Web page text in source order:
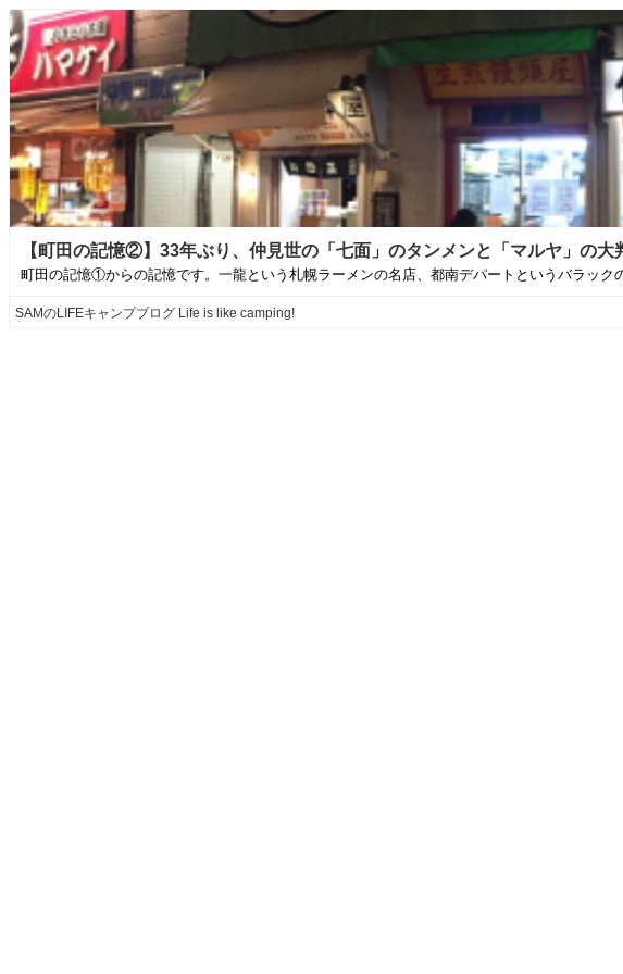
【町田の記憶②】33年ぶり、仲見世の「七面」のタンメンと「マルヤ」の
町田の記憶①からの記憶です。一龍という札幌ラーメンの名店、都南デパートというバラッ
SAMのLIFEキャンプブログ Life is like camping!